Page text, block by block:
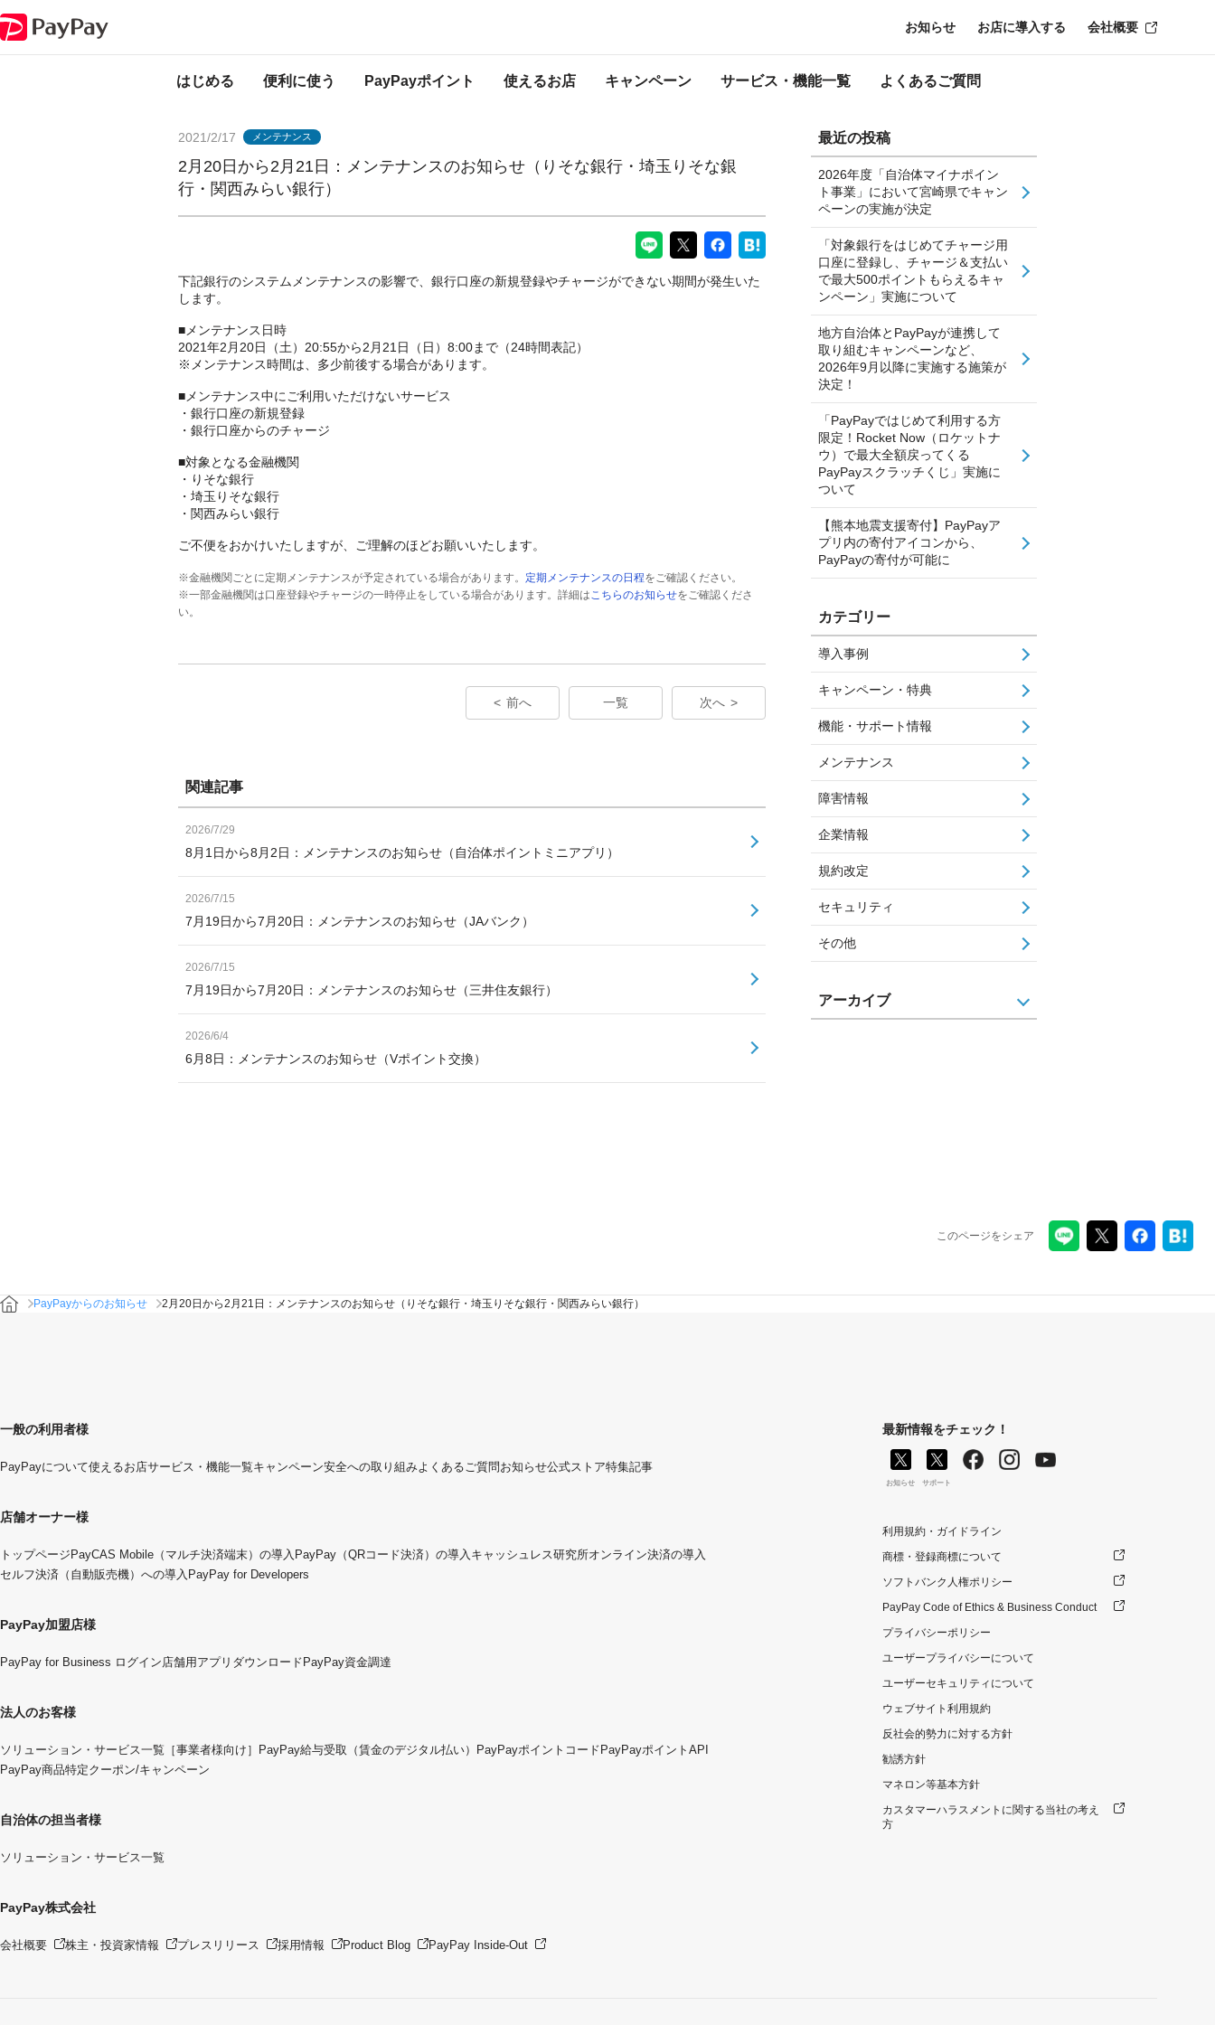
はじめる 便利に使う PayPayポイント 使えるお店 キャンペーン サービス・機能一覧 よくあるご質問
お知らせ お店に導入する 会社概要
PayPayからのお知らせ
2021/2/17 メンテナンス
2月20日から2月21日：メンテナンスのお知らせ（りそな銀行・埼玉りそな銀
行・関西みらい銀行）
下記銀行のシステムメンテナンスの影響で、銀行口座の新規登録やチャージができない期間が発生いた
します。
■メンテナンス日時
2021年2月20日（土）20:55から2月21日（日）8:00まで（24時間表記）
※メンテナンス時間は、多少前後する場合があります。
■メンテナンス中にご利用いただけないサービス
・銀行口座の新規登録
・銀行口座からのチャージ
■対象となる金融機関
・りそな銀行
・埼玉りそな銀行
・関西みらい銀行
ご不便をおかけいたしますが、ご理解のほどお願いいたします。
※金融機関ごとに定期メンテナンスが予定されている場合があります。 定期メンテナンスの日程をご確認ください。
※一部金融機関は口座登録やチャージの一時停止をしている場合があります。詳細は こちらのお知らせをご確認くださ
い。
前へ 一覧 次へ
関連記事
2026/7/29
8月1日から8月2日：メンテナンスのお知らせ（自治体ポイントミニアプリ）
2026/7/15
7月19日から7月20日：メンテナンスのお知らせ（JAバンク）
2026/7/15
7月19日から7月20日：メンテナンスのお知らせ（三井住友銀行）
2026/6/4
6月8日：メンテナンスのお知らせ（Vポイント交換）
最近の投稿
2026年度「自治体マイナポイン
ト事業」において宮崎県でキャン
ペーンの実施が決定
「対象銀行をはじめてチャージ用
口座に登録し、チャージ＆支払い
で最大500ポイントもらえるキャ
ンペーン」実施について
地方自治体とPayPayが連携して
取り組むキャンペーンなど、
2026年9月以降に実施する施策が
決定！
「PayPayではじめて利用する方
限定！Rocket Now（ロケットナ
ウ）で最大全額戻ってくる
PayPayスクラッチくじ」実施に
ついて
【熊本地震支援寄付】PayPayア
プリ内の寄付アイコンから、
PayPayの寄付が可能に
カテゴリー
導入事例
キャンペーン・特典
機能・サポート情報
メンテナンス
障害情報
企業情報
規約改定
セキュリティ
その他
アーカイブ
このページをシェア
PayPayからのお知らせ 2月20日から2月21日：メンテナンスのお知らせ（りそな銀行・埼玉りそな銀行・関西みらい銀行）
一般の利用者様
PayPayについて使えるお店サービス・機能一覧キャンペーン安全への取り組みよくあるご質問お知らせ公式ストア特集記事
店舗オーナー様
トップページ PayCAS Mobile（マルチ決済端末）の導入 PayPay（QRコード決済）の導入 キャッシュレス研究所オンライン決済の導入
セルフ決済（自動販売機）への導入 PayPay for Developers
PayPay加盟店様
PayPay for Business ログイン 店舗用アプリダウンロード PayPay資金調達
法人のお客様
ソリューション・サービス一覧 ［事業者様向け］PayPay給与受取（賃金のデジタル払い） PayPayポイントコード PayPayポイントAPI
PayPay商品特定クーポン/キャンペーン
自治体の担当者様
ソリューション・サービス一覧
PayPay株式会社
会社概要 株主・投資家情報 プレスリリース 採用情報 Product Blog PayPay Inside-Out
最新情報をチェック！
お知らせ サポート
利用規約・ガイドライン
商標・登録商標について
ソフトバンク人権ポリシー
PayPay Code of Ethics & Business Conduct
プライバシーポリシー
ユーザープライバシーについて
ユーザーセキュリティについて
ウェブサイト利用規約
反社会的勢力に対する方針
勧誘方針
マネロン等基本方針
カスタマーハラスメントに関する当社の考え
方